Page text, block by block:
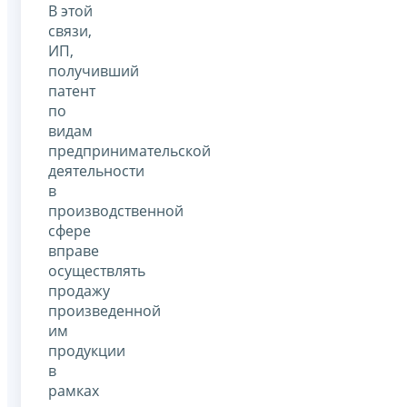
В этой
связи,
ИП,
получивший
патент
по
видам
предпринимательской
деятельности
в
производственной
сфере
вправе
осуществлять
продажу
произведенной
им
продукции
в
рамках